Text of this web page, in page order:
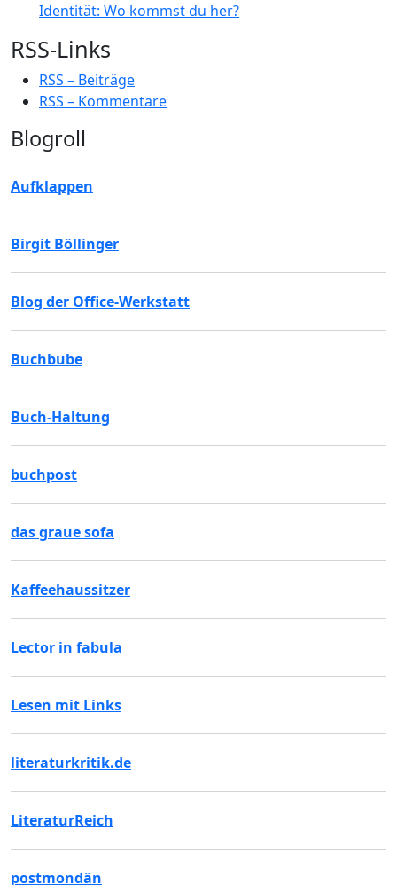
Identität: Wo kommst du her?
RSS-Links
RSS – Beiträge
RSS – Kommentare
Blogroll
Aufklappen
Birgit Böllinger
Blog der Office-Werkstatt
Buchbube
Buch-Haltung
buchpost
das graue sofa
Kaffeehaussitzer
Lector in fabula
Lesen mit Links
literaturkritik.de
LiteraturReich
postmondän